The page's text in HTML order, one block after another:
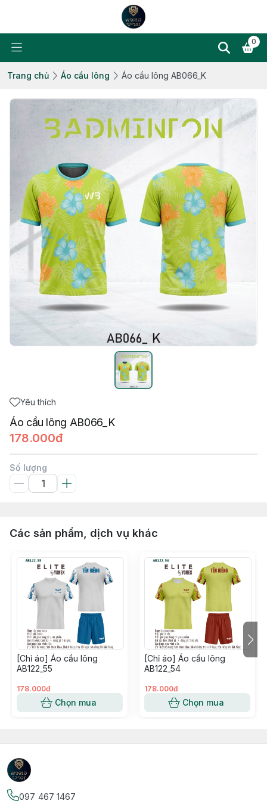
0
Trang chủ Áo cầu lông Áo cầu lông AB066_K
Yêu thích
Áo cầu lông AB066_K
178.000đ
Số lượng
Các sản phẩm, dịch vụ khác
[Chỉ áo] Áo cầu lông
AB122_55
178.000đ
Chọn mua
[Chỉ áo] Áo cầu lông
AB122_54
178.000đ
Chọn mua
097 467 1467